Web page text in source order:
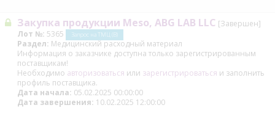
Закупка продукции Meso, ABG LAB LLC [Завершен]
Лот №: 5365 Запрос на ТМЦ (В)
Раздел: Медицинский расходный материал
Информация о заказчике доступна только зарегистрированным
поставщикам!
Необходимо авторизоваться или зарегистрироваться и заполнить
профиль поставщика.
Дата начала: 05.02.2025 00:00:00
Дата завершения: 10.02.2025 12:00:00